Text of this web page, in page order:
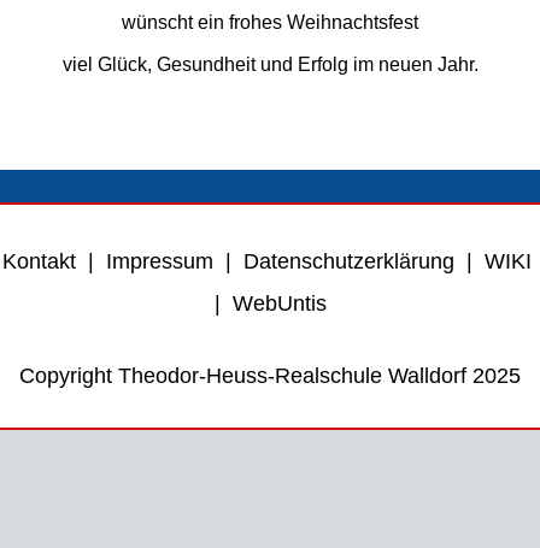
wünscht ein frohes Weihnachtsfest
viel Glück, Gesundheit und Erfolg im neuen Jahr.
Kontakt Impressum Datenschutzerklärung
WIKI
WebUntis
Copyright Theodor-Heuss-Realschule Walldorf 2025